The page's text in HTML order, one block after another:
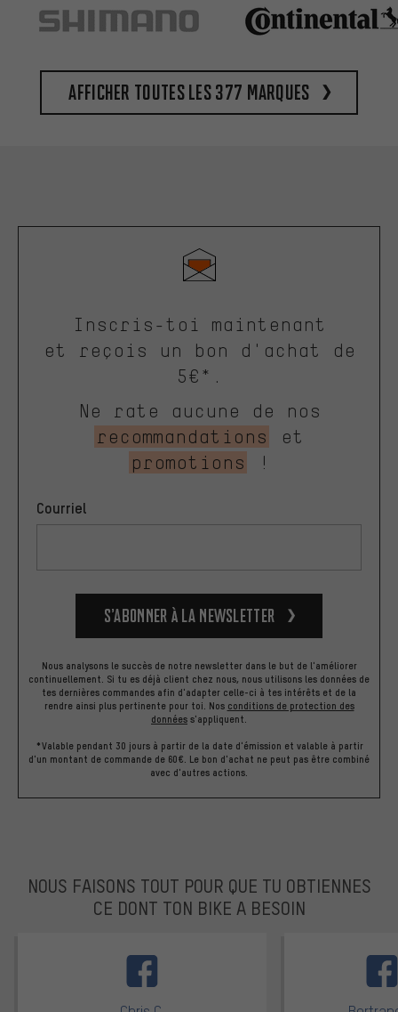
Afficher toutes les 377 marques
Inscris-toi maintenant
et reçois un bon d'achat de
5€*.
Ne rate aucune de nos
recommandations
et
promotions
!
Courriel
S’abonner à la newsletter
Nous analysons le succès de notre newsletter dans le but de l'améliorer
continuellement. Si tu es déjà client chez nous, nous utilisons les données de
tes dernières commandes afin d'adapter celle-ci à tes intérêts et de la
rendre ainsi plus pertinente pour toi. Nos conditions de protection des
données s'appliquent.
*Valable pendant 30 jours à partir de la date d'émission et valable à partir
d'un montant de commande de 60€. Le bon d'achat ne peut pas être combiné
avec d'autres actions.
NOUS FAISONS TOUT POUR QUE TU OBTIENNES
CE DONT TON BIKE A BESOIN